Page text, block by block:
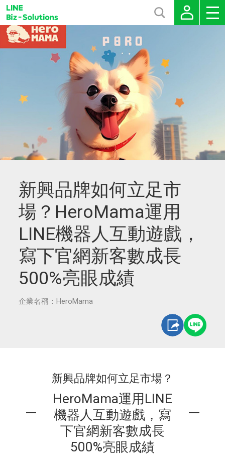
新興品牌如何立足市
場？HeroMama運用
LINE機器人互動遊戲，
寫下官網新客數成長
500%亮眼成績
企業名稱：HeroMama
新興品牌如何立足市場？
HeroMama運用LINE
機器人互動遊戲，寫
下官網新客數成長
500%亮眼成績